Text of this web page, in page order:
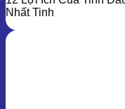
Nhất Tinh